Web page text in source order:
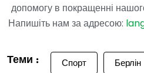
допомогу в покращенні
Напишіть нам за адресою:
Теми : Спорт Берлін